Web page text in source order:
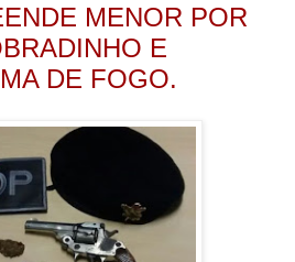
MENOR POR
E
DE FOGO.